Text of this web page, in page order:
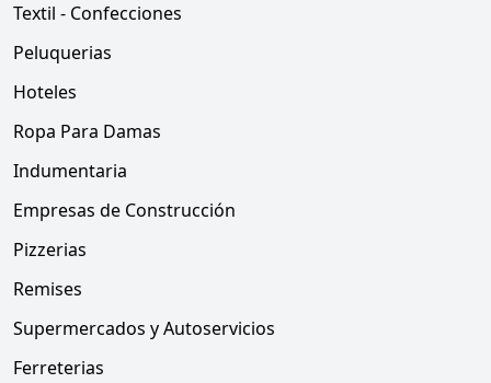
Textil - Confecciones
Peluquerias
Hoteles
Ropa Para Damas
Indumentaria
Empresas de Construcción
Pizzerias
Remises
Supermercados y Autoservicios
Ferreterias